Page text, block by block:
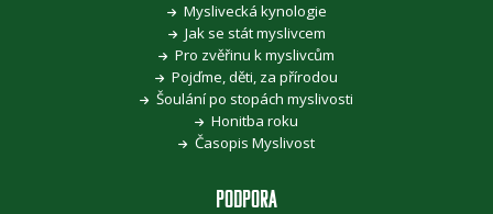
Myslivecká kynologie
Jak se stát myslivcem
Pro zvěřinu k myslivcům
Pojďme, děti, za přírodou
Šoulání po stopách myslivosti
Honitba roku
Časopis Myslivost
PODPORA